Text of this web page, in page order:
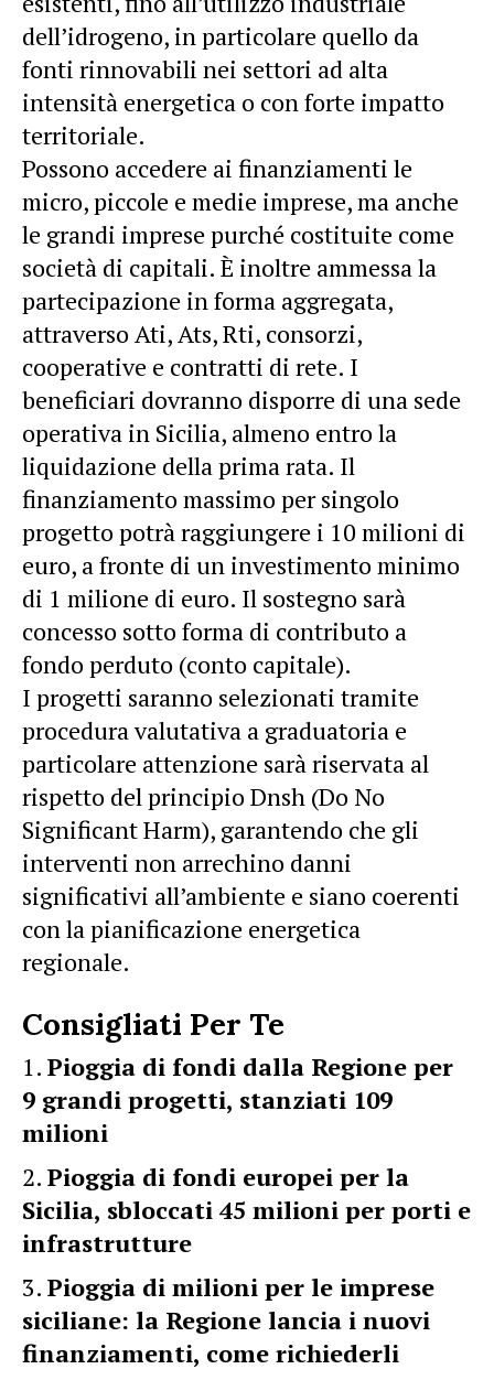
dell’idrogeno, in particolare quello da
fonti rinnovabili nei settori ad alta
intensità energetica o con forte impatto
territoriale.
Possono accedere ai finanziamenti le
micro, piccole e medie imprese, ma anche
le grandi imprese purché costituite come
società di capitali. È inoltre ammessa la
partecipazione in forma aggregata,
attraverso Ati, Ats, Rti, consorzi,
cooperative e contratti di rete. I
beneficiari dovranno disporre di una sede
operativa in Sicilia, almeno entro la
liquidazione della prima rata. Il
finanziamento massimo per singolo
progetto potrà raggiungere i 10 milioni di
euro, a fronte di un investimento minimo
di 1 milione di euro. Il sostegno sarà
concesso sotto forma di contributo a
fondo perduto (conto capitale).
I progetti saranno selezionati tramite
procedura valutativa a graduatoria e
particolare attenzione sarà riservata al
rispetto del principio Dnsh (Do No
Significant Harm), garantendo che gli
interventi non arrechino danni
significativi all’ambiente e siano coerenti
con la pianificazione energetica
regionale.
Consigliati Per Te
Pioggia di fondi dalla Regione per
9 grandi progetti, stanziati 109
milioni
Pioggia di fondi europei per la
Sicilia, sbloccati 45 milioni per porti e
infrastrutture
Pioggia di milioni per le imprese
siciliane: la Regione lancia i nuovi
finanziamenti, come richiederli